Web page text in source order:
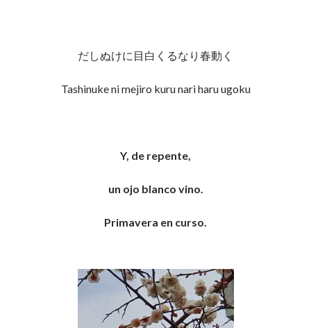
だしぬけに目白くるなり春動く
Tashinuke ni mejiro kuru nari haru ugoku
Y, de repente,
un ojo blanco vino.
Primavera en curso.